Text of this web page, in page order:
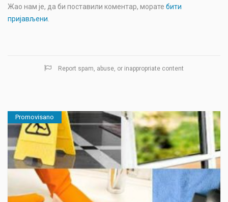
Жао нам је, да би поставили коментар, морате бити
пријављени
Report spam, abuse, or inappropriate content
Promovisano